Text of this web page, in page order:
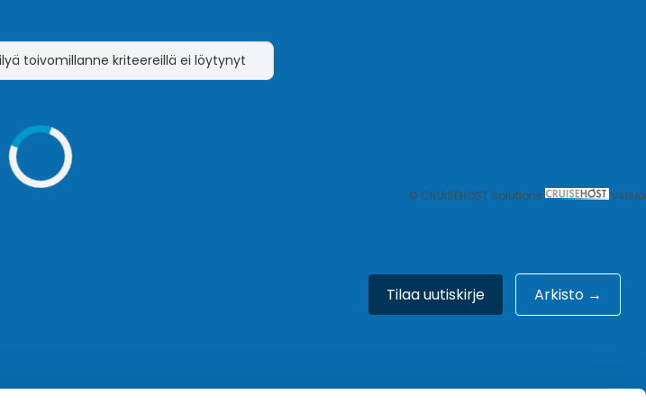
toivomillanne kriteereillä ei löytynyt
© CRUISEHOST Solutions V4.1663
Tilaa uutiskirje Arkisto →
Meistä